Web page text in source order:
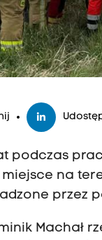
podczas
miejsce na
przez
Machał